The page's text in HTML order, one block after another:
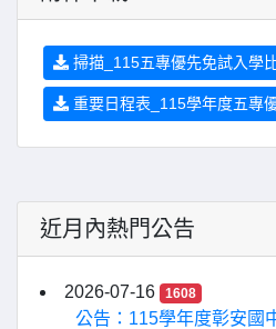
掃描_115五專優先免試入學
重要日程表_115學年度五專
近月內熱門公告
2026-07-16 1608
公告：115學年度彰安國